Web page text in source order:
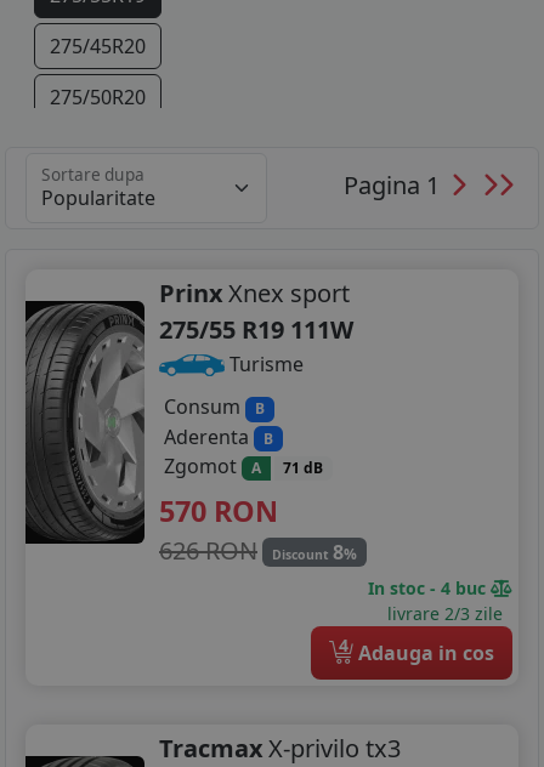
275/45R20
275/50R20
Sortare dupa Pagina 1
PrinxXnex sport
275/55 R19 111W
Turisme
Consum
B
Aderenta B
Zgomot A 71 dB
570 RON
626 RON Discount 8%
In stoc - 4 buc
livrare 2/3 zile
4 Adauga in cos
TracmaxX-privilo tx3